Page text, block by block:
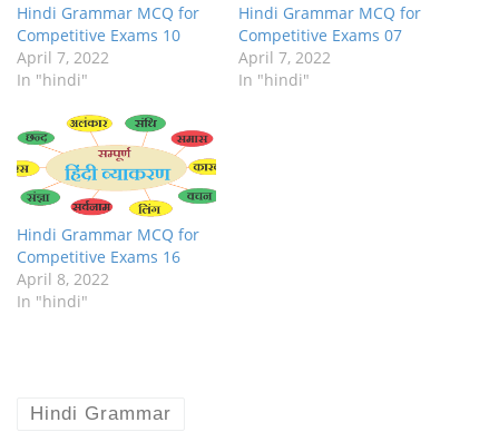
Hindi Grammar MCQ for
Competitive Exams 10
April 7, 2022
In "hindi"
Hindi Grammar MCQ for
Competitive Exams 07
April 7, 2022
In "hindi"
Hindi Grammar MCQ for
Competitive Exams 16
April 8, 2022
In "hindi"
Hindi Grammar